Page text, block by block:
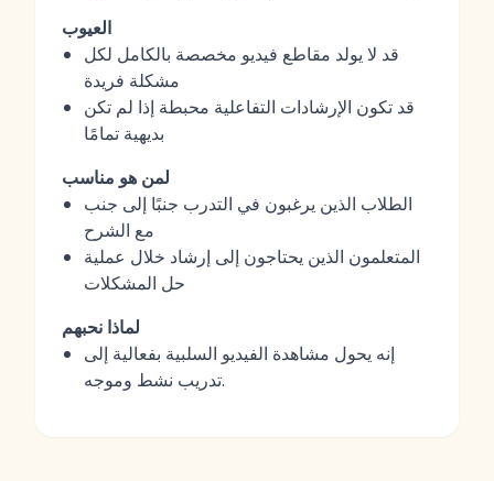
العيوب
قد لا يولد مقاطع فيديو مخصصة بالكامل لكل
مشكلة فريدة
قد تكون الإرشادات التفاعلية محبطة إذا لم تكن
بديهية تمامًا
لمن هو مناسب
الطلاب الذين يرغبون في التدرب جنبًا إلى جنب
مع الشرح
المتعلمون الذين يحتاجون إلى إرشاد خلال عملية
حل المشكلات
لماذا نحبهم
إنه يحول مشاهدة الفيديو السلبية بفعالية إلى
تدريب نشط وموجه.